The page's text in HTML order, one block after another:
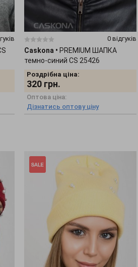
0 відгуків
Caskona • PREMIUM ШАПКА
темно-синий CS 25426
Роздрібна ціна:
320 грн.
Оптова ціна:
Дізнатись оптову ціну